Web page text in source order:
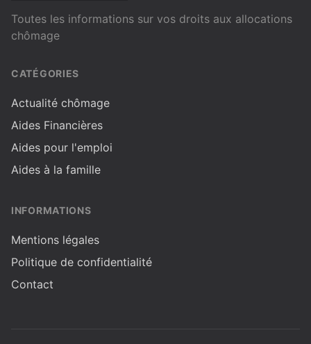
Toutes les informations sur vos droits aux allocations
chômage
CATÉGORIES
Actualité chômage
Aides Financières
Aides pour l'emploi
Aides à la famille
INFORMATIONS
Mentions légales
Politique de confidentialité
Contact